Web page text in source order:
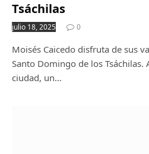
Tsáchilas
julio 18, 2025 0
Moisés Caicedo disfruta de sus
Santo Domingo de los Tsáchilas.
ciudad, un…